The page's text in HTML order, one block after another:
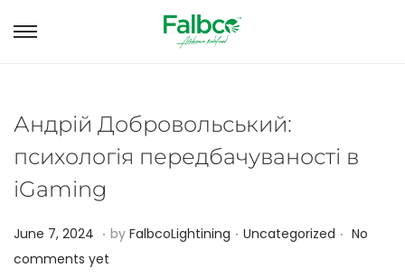
S
p
o
S
p
o
Андрій Добровольський:
психологія передбачуваності в
iGaming
P
o
June 7, 2024 J
a
. by FalbcoLightining . P
Uncategorized . No
comments yet